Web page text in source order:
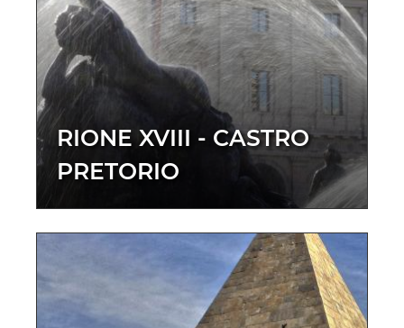
RIONE XVIII - CASTRO
PRETORIO